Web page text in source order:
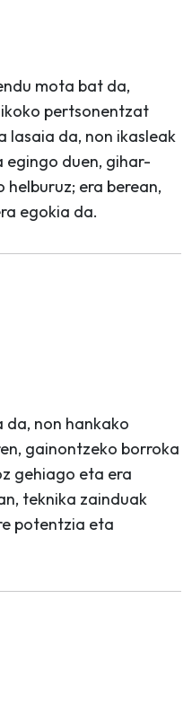
mota bat da,
pertsonentzat
lasaia da, non ikasleak
egingo duen, gihar-
era berean,
egokia da.
non hankako
gainontzeko borroka
gehiago eta era
teknika zainduak
potentzia eta